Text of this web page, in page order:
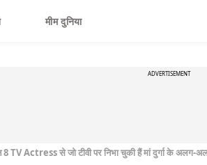
मीम दुनिया
ADVERTISEMENT
Actress से जो टीवी पर निभा चुकी हैं मां दुर्गा के अलग-